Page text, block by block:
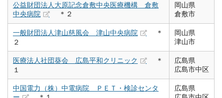
公益財団法人大原記念倉敷中央医療機構 倉敷
中央病院
＊２
岡山県
倉敷市
一般財団法人津山慈風会 津山中央病院
＊
２
岡山県
津山市
医療法人社団葵会 広島平和クリニック
＊
１
広島県
広島市中区
中国電力（株）中電病院 ＰＥＴ・検診センタ
広島県